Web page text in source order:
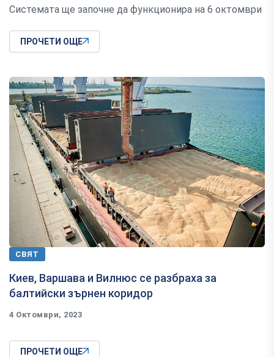
Системата ще започне да функционира на 6 октомври
ПРОЧЕТИ ОЩЕ
СВЯТ
Киев, Варшава и Вилнюс се разбраха за
балтийски зърнен коридор
4 Октомври, 2023
ПРОЧЕТИ ОЩЕ